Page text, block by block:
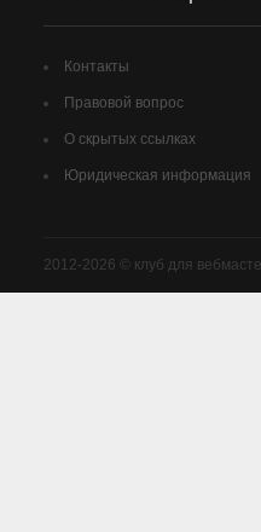
Контакты
Правовой вопрос
О скрытых ссылках
Юридическая информация
2012-2026 © клуб для